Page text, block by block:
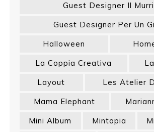
Guest Designer Il
Guest Designer Per Un
Halloween
La Coppia Creativa
Layout
Les Atelier
Mama Elephant
Mini Album
Mintopia